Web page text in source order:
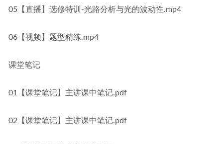
05【直播】选修特训-光路分析与光的波动性.mp4
06【视频】题型精练.mp4
课堂笔记
01【课堂笔记】主讲课中笔记.pdf
02【课堂笔记】主讲课中笔记.pdf